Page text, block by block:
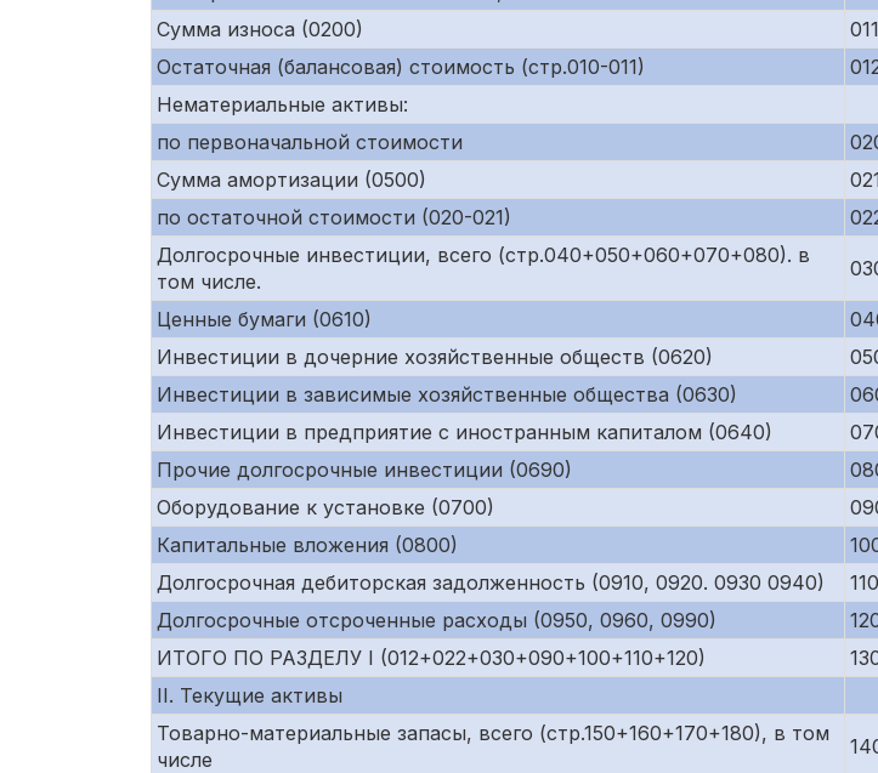
Сумма износа (0200)
011
Остаточная (балансовая) стоимость (стр.010-011)
Нематериальные активы:
по первоначальной стоимости
Сумма амортизации (0500)
по остаточной стоимости (020-021)
Долгосрочные инвестиции, всего (стр.040+050+060+070+080). в
том числе.
Ценные бумаги (0610)
Инвестиции в дочерние хозяйственные обществ (0620)
Инвестиции в зависимые хозяйственные общества (0630)
Инвестиции в предприятие с иностранным капиталом (0640)
Прочие долгосрочные инвестиции (0690)
Оборудование к установке (0700)
Капитальные вложения (0800)
Долгосрочная дебиторская задолженность (0910, 0920. 0930 0940)
110
Долгосрочные отсроченные расходы (0950, 0960, 0990)
ИТОГО ПО РАЗДЕЛУ I (012+022+030+090+100+110+120)
II. Текущие активы
Товарно-материальные запасы, всего (стр.150+160+170+180), в том
числе